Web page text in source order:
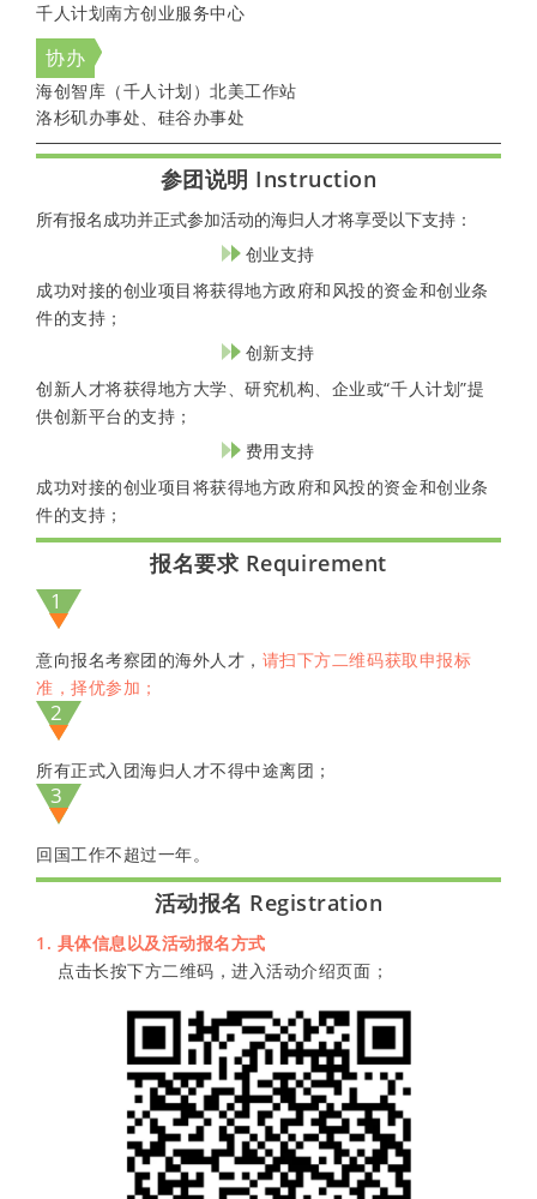
千人计划南方创业服务中心
协办
海创智库（千人计划）北美工作站
洛杉矶办事处、硅谷办事处
参团说明 Instruction
所有报名成功并正式参加活动的海归人才将享受以下支持：
创业支持
成功对接的创业项目将获得地方政府和风投的资金和创业条
件的支持；
创新支持
创新人才将获得地方大学、研究机构、企业或“千人计划”提
供创新平台的支持；
费用支持
成功对接的创业项目将获得地方政府和风投的资金和创业条
件的支持；
报名要求 Requirement
1
意向报名考察团的海外人才， 请扫下方二维码获取申报标
准，择优参加；
2
所有正式入团海归人才不得中途离团；
3
回国工作不超过一年。
活动报名 Registration
1. 具体信息以及活动报名方式
点击长按下方二维码，进入活动介绍页面；